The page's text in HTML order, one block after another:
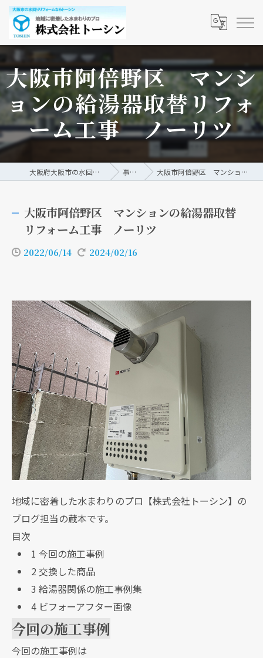
大阪市阿倍野区 マンシ
ョンの給湯器取替リフォ
ーム工事 ノーリツ
大阪府大阪市の水回りリフォームなら株式会社トーシン 事例/ブログ 大阪市阿倍野区 マンションの給湯器取替リフォーム工事 ノーリツ
大阪市阿倍野区 マンションの給湯器取替
リフォーム工事 ノーリツ
2022/06/14 2024/02/16
地域に密着した水まわりのプロ【株式会社トーシン】の
ブログ担当の蔵本です。
目次
1 今回の施工事例
2交換した商品
3 給湯器関係の施工事例集
4ビフォーアフター画像
今回の施工事例
今回の施工事例は